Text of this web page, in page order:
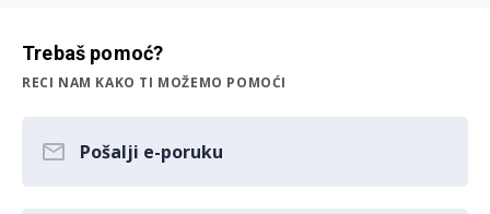
Trebaš pomoć?
RECI NAM KAKO TI MOŽEMO POMOĆI
Pošalji e-poruku